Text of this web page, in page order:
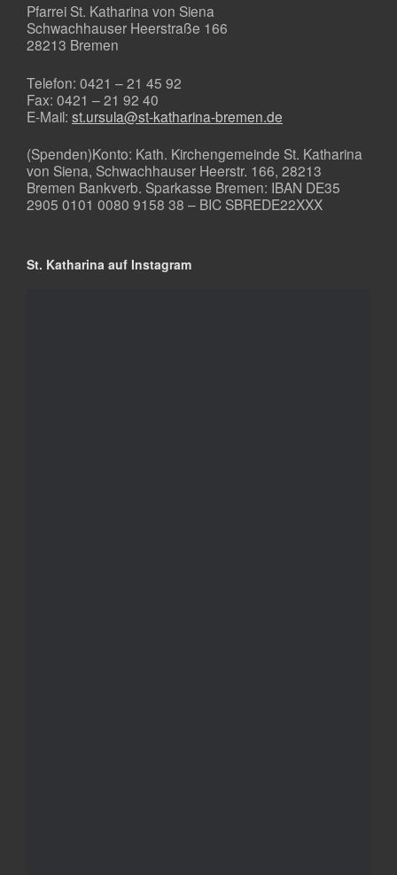
Pfarrei St. Katharina von Siena
Schwachhauser Heerstraße 166
28213 Bremen
Telefon: 0421 – 21 45 92
Fax: 0421 – 21 92 40
E-Mail: st.ursula@st-katharina-bremen.de
(Spenden)Konto: Kath. Kirchengemeinde St. Katharina
von Siena, Schwachhauser Heerstr. 166, 28213
Bremen Bankverb. Sparkasse Bremen: IBAN DE35
2905 0101 0080 9158 38 – BIC SBREDE22XXX
St. Katharina auf Instagram